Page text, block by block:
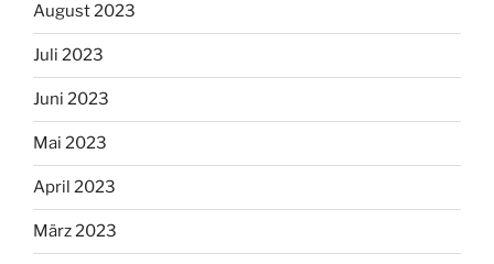
August 2023
Juli 2023
Juni 2023
Mai 2023
April 2023
März 2023